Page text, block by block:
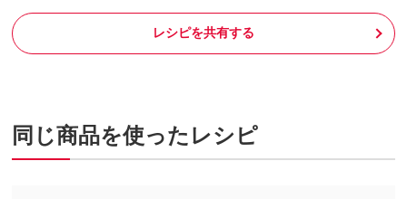
レシピを共有する
同じ商品を使ったレシピ